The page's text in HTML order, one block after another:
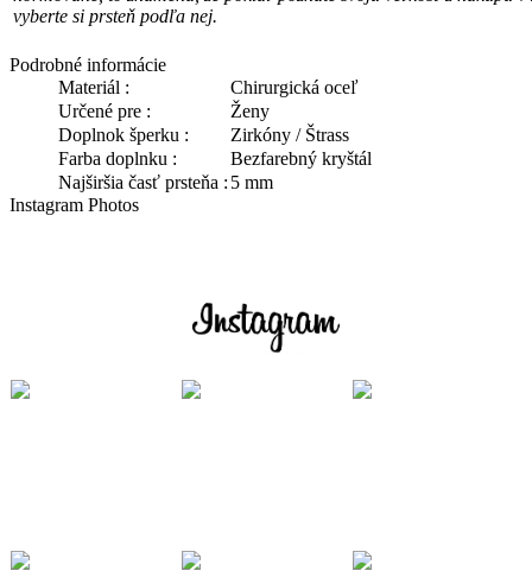
vyberte si prsteň podľa nej.
Podrobné informácie
Materiál :
Chirurgická oceľ
Určené pre :
Ženy
Doplnok šperku :
Zirkóny / Štrass
Farba doplnku :
Bezfarebný kryštál
Najširšia časť prsteňa : 5 mm
Instagram Photos